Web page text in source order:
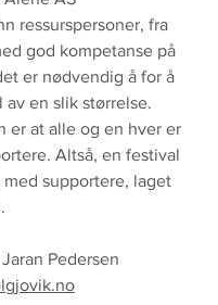
ressurspersoner, fra
god kompetanse på
er nødvendig å for å
av en slik størrelse.
er at alle og en hver er
Altså, en festival
supportere, laget
Pedersen